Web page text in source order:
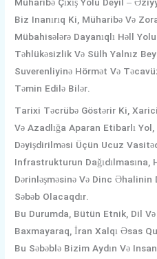
Müharibə Çıxış Yolu Deyil –
Biz Inanırıq Ki, Müharibə Və
Mübahisələrə Dayanıqlı Həll
Təhlükəsizlik Və Sülh Yalnız
Suverenliyinə Hörmət Və
Təmin Edilə Bilər.
Tarixi Təcrübə Göstərir Ki,
Və Azadlığa Aparan Etibarlı
Dəyişdirilməsi Üçün Ucuz
Infrastrukturun Dağıdılmasına,
Dərinləşməsinə Və Dinc Əhalinin
Səbəb Olacaqdır.
Bu Durumda, Bütün Etnik, Dil
Baxmayaraq, İran Xalqı Əsas
Bu Səbəblə Bizim Aydın Və